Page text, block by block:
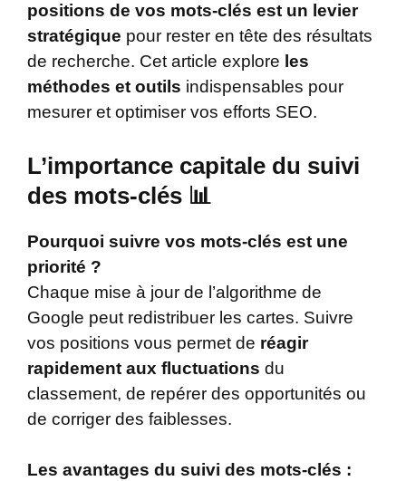
positions de vos mots-clés est un levier
stratégique pour rester en tête des résultats
de recherche. Cet article explore les
méthodes et outils indispensables pour
mesurer et optimiser vos efforts SEO.
L’importance capitale du suivi
des mots-clés 📊
Pourquoi suivre vos mots-clés est une
priorité ?
Chaque mise à jour de l’algorithme de
Google peut redistribuer les cartes. Suivre
vos positions vous permet de réagir
rapidement aux fluctuations du
classement, de repérer des opportunités ou
de corriger des faiblesses.
Les avantages du suivi des mots-clés :